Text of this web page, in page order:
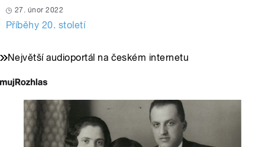
27. únor 2022
Příběhy 20. století
Největší audioportál na českém internetu